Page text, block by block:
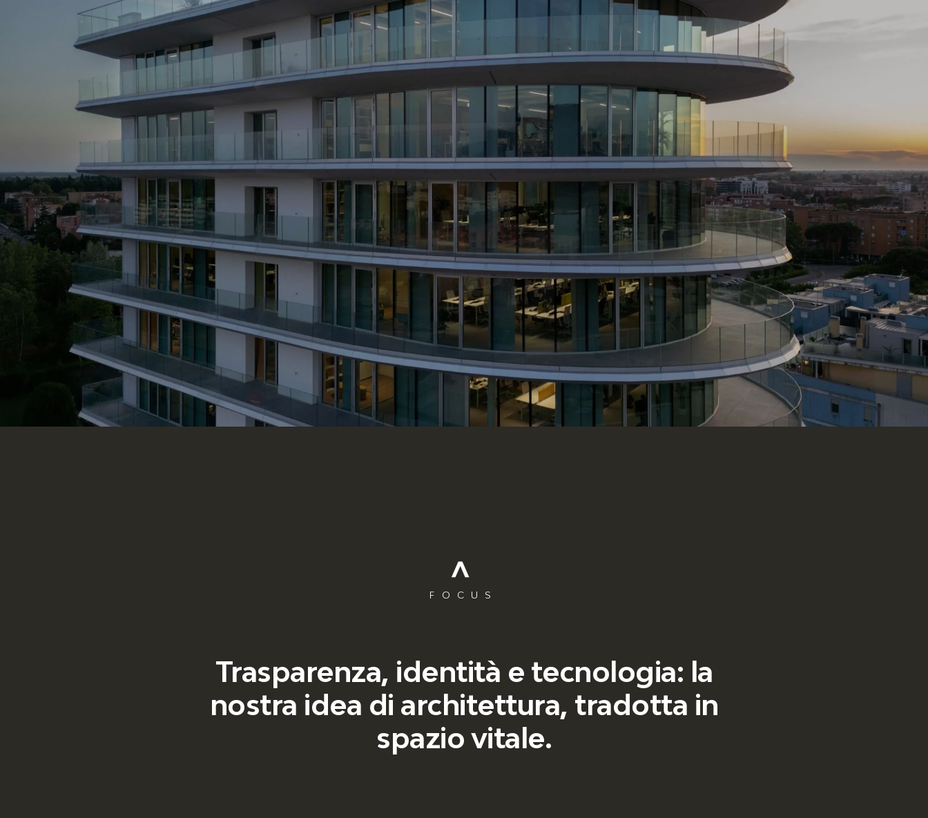
FOCUS
Trasparenza, identità e tecnologia: la
nostra idea di architettura, tradotta in
spazio vitale.